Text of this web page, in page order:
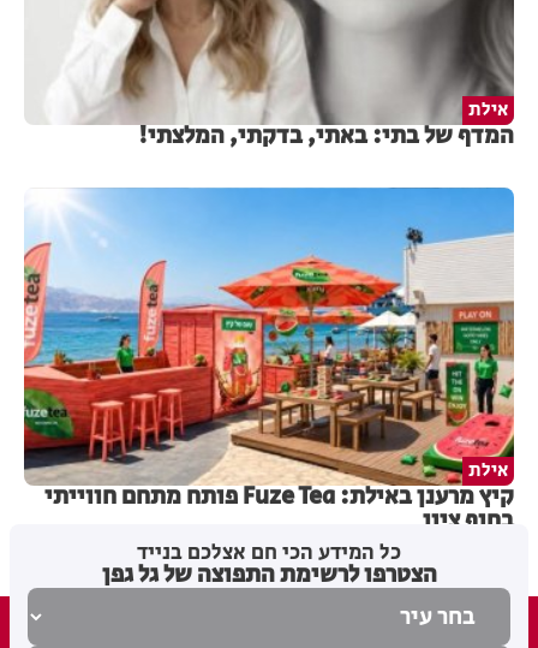
אילת
המדף של בתי: באתי, בדקתי, המלצתי!
אילת
קיץ מרענן באילת: Fuze Tea פותח מתחם חווייתי
בחוף ציון
כל המידע הכי חם אצלכם בנייד
הצטרפו לרשימת התפוצה של גל גפן